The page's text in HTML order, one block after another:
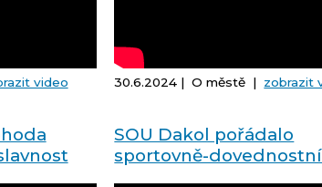
video 30.6.2024 | O městě | zobrazit
SOU Dakol pořádalo
sportovně-dovednostní